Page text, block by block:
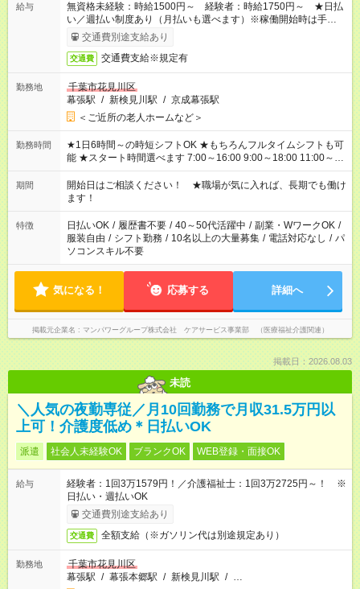
給与
無資格未経験：時給1500円～ 経験者：時給1750円～ ★日払
い／週払い制度あり（月払いも選べます）※稼働開始時は手続き
完了次第のお支払いとなります。
交通費別途支給あり
交通費 交通費支給※規定有
勤務地
千葉市花見川区
幕張駅 / 新検見川駅 / 京成幕張駅
＜ご近所の老人ホームなど＞
勤務時間
★1日6時間～の時短シフトOK ★もちろんフルタイムシフトも可
能 ★スタート時間選べます 7:00～16:00 9:00～18:00 11:00～
20:00 など 残業なし！ ※Wワークの場合、他のお仕事と合わせ
週40時間超の就業はご案内できません ※法令に基づき、週20時
間以上勤務は社会保険への加入対象となります ※労働者派遣法
（日雇い派遣の原則禁止）により、短時間・短期間の就業はご
案内が難しい場合があります
期間
開始日はご相談ください！ ★職場が気に入れば、長期でも働け
ます！
特徴 日払いOK / 履歴書不要 / 40～50代活躍中 / 副業・WワークOK /
服装自由 / シフト勤務 / 10名以上の大量募集 / 電話対応なし / パ
ソコンスキル不要
気になる！ 応募する 詳細へ
掲載元企業名 マンパワーグループ株式会社 ケアサービス事業部 （医療福祉介護関連）
掲載日：2026.08.03
未読
＼人気の夜勤専従／月10回勤務で月収31.5万円以
上可！介護度低め＊日払いOK
派遣 社会人未経験OK ブランクOK WEB登録・面接OK
給与
経験者：1回3万1579円！／介護福祉士：1回3万2725円～！ ※
日払い・週払いOK
交通費別途支給あり
交通費 全額支給（※ガソリン代は別途規定あり）
勤務地
千葉市花見川区
幕張駅 / 幕張本郷駅 / 新検見川駅 / …